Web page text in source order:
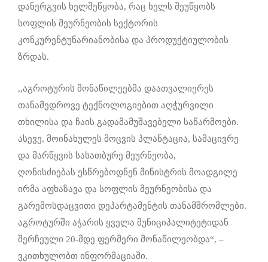
დანერგვის ხელშეწყობა, რაც ხელს შეუწყობს
სოფლის მეურნეობის სექტორის
კონკურენტუნარიანობისა და პროდუქტიულობის
ზრდას.
,,აგროტურის მონაწილეებმა დაათვალიერეს
თანამედროვე ტექნოლოგიებით აღჭურვილი
თხილისა და ჩაის გადამამუშავებელი საწარმოები.
ასევე, მოინახულეს მოცვის პლანტაცია, სამაცივრე
და მარწყვის სასათბურე მეურნეობა,
ღონისძიებას ესწრებოდნენ მინისტრის მოადგილე
ირმა აფხაზავა და სოფლის მეურნეობისა და
გარემოსდაცვითი დეპარტამენტის თანამშრომლები.
აგროტურში აჭარის ყველა მუნიციპალიტეტიდან
შერჩეული 20-მდე ფერმერი მონაწილეობდა“, –
ვკითხულობთ ინფორმაციაში.